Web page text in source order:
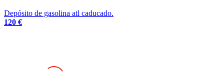
Depósito de gasolina atl caducado.
120 €